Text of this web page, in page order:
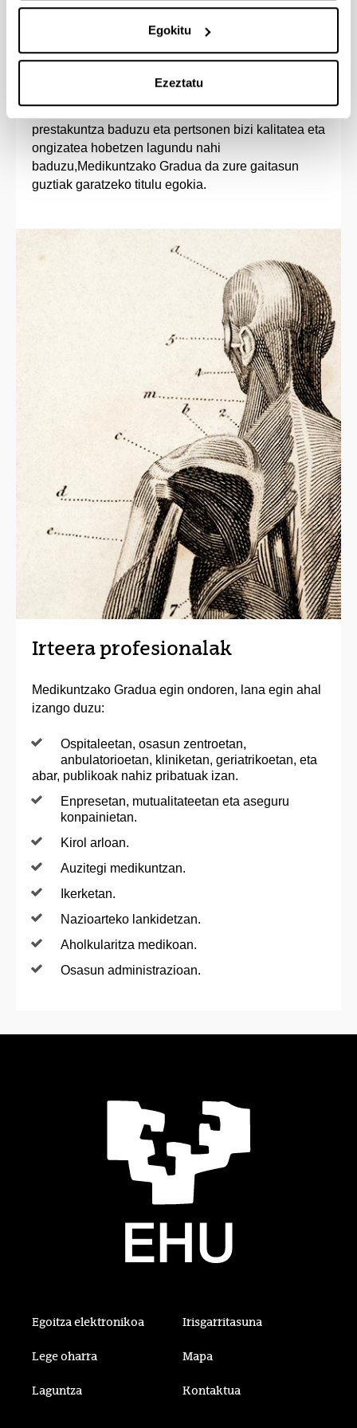
Egokitu
Ezeztatu
Sarrera-profila
porrokatua bazara, zientzietan oinarrizko
prestakuntza baduzu eta pertsonen bizi kalitatea eta
ongizatea hobetzen lagundu nahi
baduzu,Medikuntzako Gradua da zure gaitasun
guztiak garatzeko titulu egokia.
Irteera profesionalak
Medikuntzako Gradua egin ondoren, lana egin ahal
izango duzu:
Ospitaleetan, osasun zentroetan,
anbulatorioetan, kliniketan, geriatrikoetan, eta
abar, publikoak nahiz pribatuak izan.
Enpresetan, mutualitateetan eta aseguru
konpainietan.
Kirol arloan.
Auzitegi medikuntzan.
Ikerketan.
Nazioarteko lankidetzan.
Aholkularitza medikoan.
Osasun administrazioan.
Egoitza elektronikoa Irisgarritasuna
Lege oharra Mapa
Laguntza Kontaktua